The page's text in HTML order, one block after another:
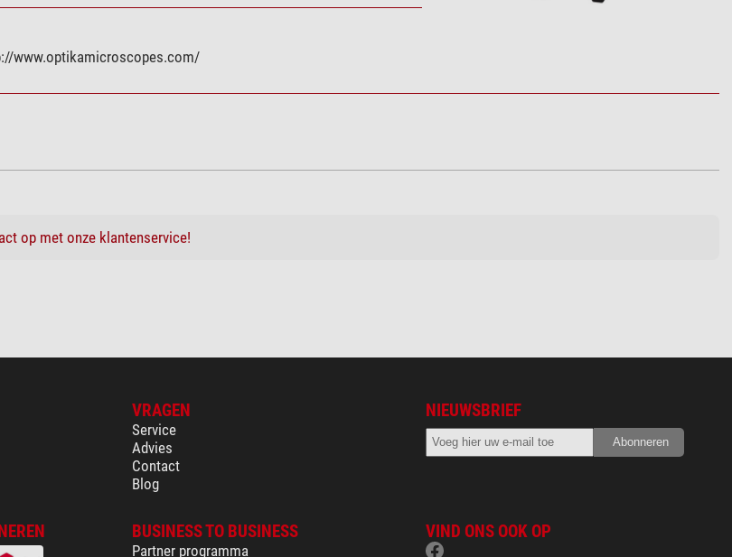
www.optikamicroscopes.com/
op met onze klantenservice!
VRAGEN
Service
Advies
Contact
Blog
NIEUWSBRIEF
BUSINESS TO BUSINESS
Partner programma
VIND ONS OOK OP